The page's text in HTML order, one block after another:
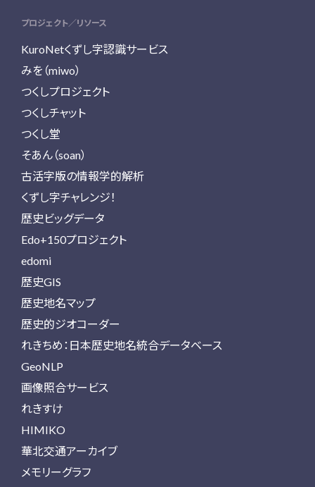
プロジェクト／リソース
KuroNetくずし字認識サービス
みを（miwo）
つくしプロジェクト
つくしチャット
つくし堂
そあん（soan）
古活字版の情報学的解析
くずし字チャレンジ！
歴史ビッグデータ
Edo+150プロジェクト
edomi
歴史GIS
歴史地名マップ
歴史的ジオコーダー
れきちめ：日本歴史地名統合データベース
GeoNLP
画像照合サービス
れきすけ
HIMIKO
華北交通アーカイブ
メモリーグラフ